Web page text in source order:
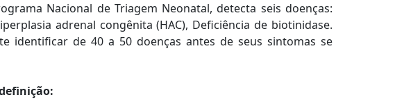
Nacional de Triagem Neonatal, detecta seis doenças:
adrenal congênita (HAC), Deficiência de biotinidase.
identificar de 40 a 50 doenças antes de seus sintomas se